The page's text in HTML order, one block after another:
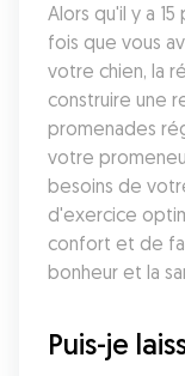
Alors qu'il y a
fois que vous
votre chien, la
construire une
promenades
votre
besoins de
d'exercice
confort et de
bonheur et la
Puis-je